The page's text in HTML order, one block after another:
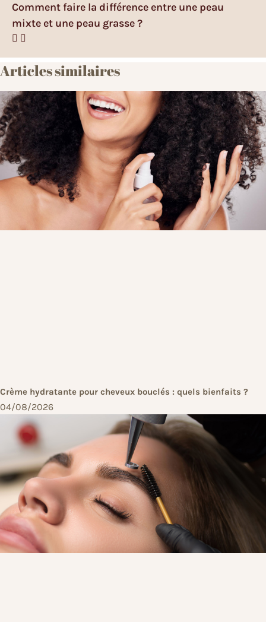
Comment faire la différence entre une peau
mixte et une peau grasse ?
Articles similaires
Crème hydratante pour cheveux bouclés : quels bienfaits ?
04/08/2026